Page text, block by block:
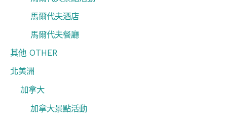
馬爾代夫酒店
馬爾代夫餐廳
其他 OTHER
北美洲
加拿大
加拿大景點活動